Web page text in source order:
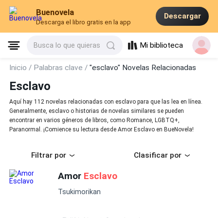
Buenovela
Descarga el libro gratis en la app
Descargar
Busca lo que quieras Mi biblioteca
Inicio / Palabras clave /"esclavo" Novelas Relacionadas
Esclavo
Aquí hay 112 novelas relacionadas con esclavo para que las lea en línea.
Generalmente, esclavo o historias de novelas similares se pueden
encontrar en varios géneros de libros, como Romance, LGBTQ+,
Paranormal. ¡Comience su lectura desde Amor Esclavo en BueNovela!
Filtrar por Clasificar por
Amor Esclavo
Tsukimorikan